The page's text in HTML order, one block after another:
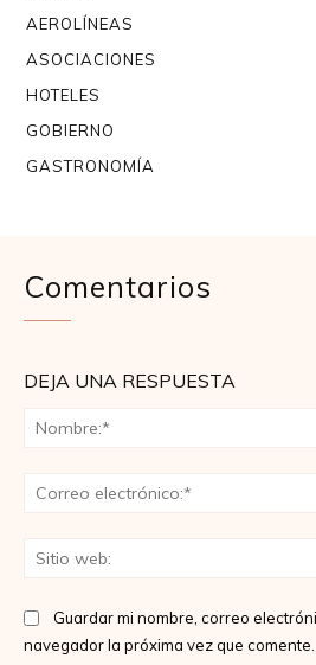
AEROLÍNEAS
ASOCIACIONES
HOTELES
GOBIERNO
GASTRONOMÍA
Comentarios
DEJA UNA RESPUESTA
Guardar mi nombre, correo
navegador la próxima vez que comente.